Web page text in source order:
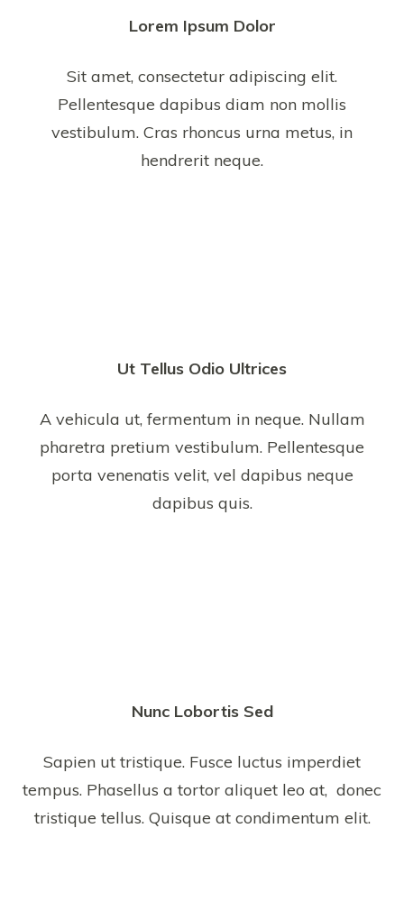
Lorem Ipsum Dolor
​Sit amet, consectetur adipiscing elit.
Pellentesque dapibus diam non mollis
vestibulum. Cras rhoncus urna metus, in
hendrerit neque.
Ut Tellus Odio Ultrices
A vehicula ut, fermentum in neque. Nullam
pharetra pretium vestibulum. Pellentesque
porta venenatis velit, vel dapibus neque
dapibus quis.
Nunc Lobortis Sed
Sapien ut tristique. Fusce luctus imperdiet
tempus. Phasellus a tortor aliquet leo at, donec
tristique tellus. Quisque at condimentum elit.